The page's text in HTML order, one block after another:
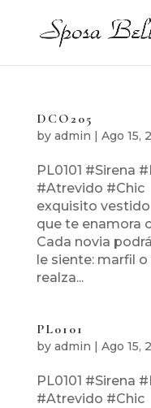
DCO205
by admin | Ago 15,
PL0101 #Sirena
#Atrevido #Chic
exquisito vestido
que te enamora
Cada novia
le siente: marfil
realza...
PL0101
by admin | Ago 15,
PL0101 #Sirena
#Atrevido #Chic